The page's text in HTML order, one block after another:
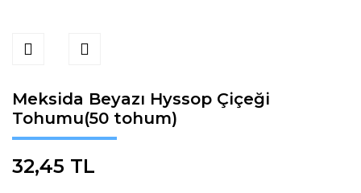
Meksida Beyazı Hyssop Çiçeği
Tohumu(50 tohum)
32,45 TL